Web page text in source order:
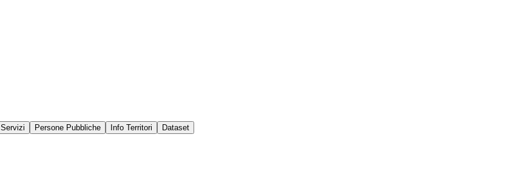
Servizi Persone Pubbliche Info Territori Dataset